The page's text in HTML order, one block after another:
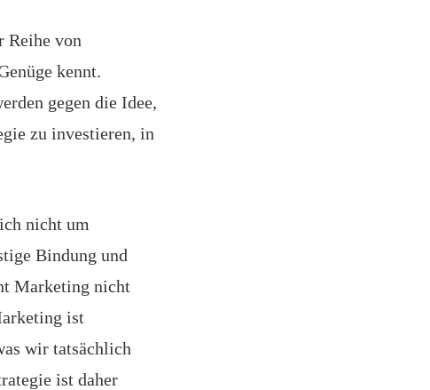
Reihe von
kennt.
gegen die Idee,
zu investieren, in
nicht um
Bindung und
Marketing nicht
ist
wir tatsächlich
ist daher